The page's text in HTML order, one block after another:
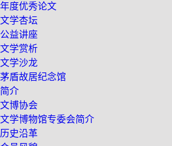
年度优秀论文
文学杏坛
公益讲座
文学赏析
文学沙龙
茅盾故居纪念馆
简介
文博协会
文学博物馆专委会简介
历史沿革